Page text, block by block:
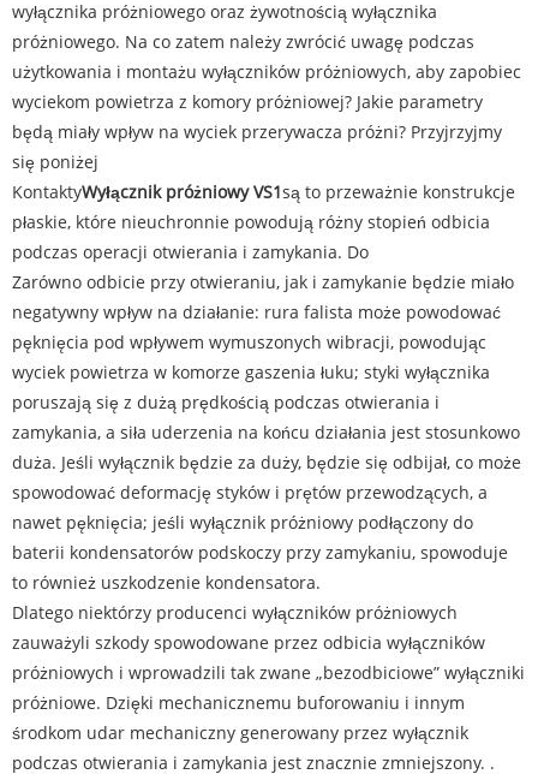
wyłącznika próżniowego oraz żywotnością wyłącznika
próżniowego. Na co zatem należy zwrócić uwagę podczas
użytkowania i montażu wyłączników próżniowych, aby zapobiec
wyciekom powietrza z komory próżniowej? Jakie parametry
będą miały wpływ na wyciek przerywacza próżni? Przyjrzyjmy
się poniżej
KontaktyWyłącznik próżniowy VS1są to przeważnie konstrukcje
płaskie, które nieuchronnie powodują różny stopień odbicia
podczas operacji otwierania i zamykania. Do
Zarówno odbicie przy otwieraniu, jak i zamykanie będzie miało
negatywny wpływ na działanie: rura falista może powodować
pęknięcia pod wpływem wymuszonych wibracji, powodując
wyciek powietrza w komorze gaszenia łuku; styki wyłącznika
poruszają się z dużą prędkością podczas otwierania i
zamykania, a siła uderzenia na końcu działania jest stosunkowo
duża. Jeśli wyłącznik będzie za duży, będzie się odbijał, co może
spowodować deformację styków i prętów przewodzących, a
nawet pęknięcia; jeśli wyłącznik próżniowy podłączony do
baterii kondensatorów podskoczy przy zamykaniu, spowoduje
to również uszkodzenie kondensatora.
Dlatego niektórzy producenci wyłączników próżniowych
zauważyli szkody spowodowane przez odbicia wyłączników
próżniowych i wprowadzili tak zwane „bezodbiciowe” wyłączniki
próżniowe. Dzięki mechanicznemu buforowaniu i innym
środkom udar mechaniczny generowany przez wyłącznik
podczas otwierania i zamykania jest znacznie zmniejszony. .